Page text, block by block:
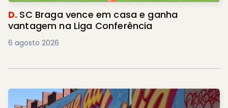
D. SC Braga vence em casa e ganha
vantagem na Liga Conferência
6 agosto 2026